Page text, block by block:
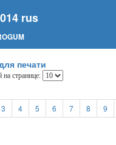
rus
печати
странице:
3 4 5 6 7 8 9